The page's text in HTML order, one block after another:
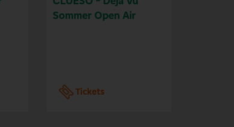
Sommer Open Air
Tickets